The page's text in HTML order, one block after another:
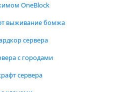
OneBlock
выживание бомжа
сервера
с городами
сервера